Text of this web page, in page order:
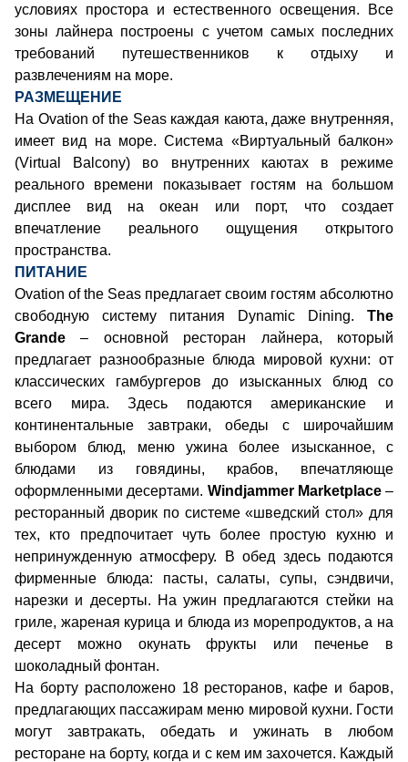
условиях простора и естественного освещения. Все
зоны лайнера построены с учетом самых последних
требований путешественников к отдыху и
развлечениям на море.
РАЗМЕЩЕНИЕ
На Ovation of the Seas каждая каюта, даже внутренняя,
имеет вид на море. Система «Виртуальный балкон»
(Virtual Balcony) во внутренних каютах в режиме
реального времени показывает гостям на большом
дисплее вид на океан или порт, что создает
впечатление реального ощущения открытого
пространства.
ПИТАНИЕ
Ovation of the Seas предлагает своим гостям абсолютно
свободную систему питания Dynamic Dining. The
Grande – основной ресторан лайнера, который
предлагает разнообразные блюда мировой кухни: от
классических гамбургеров до изысканных блюд со
всего мира. Здесь подаются американские и
континентальные завтраки, обеды с широчайшим
выбором блюд, меню ужина более изысканное, с
блюдами из говядины, крабов, впечатляюще
оформленными десертами. Windjammer Marketplace–
ресторанный дворик по системе «шведский стол» для
тех, кто предпочитает чуть более простую кухню и
непринужденную атмосферу. В обед здесь подаются
фирменные блюда: пасты, салаты, супы, сэндвичи,
нарезки и десерты. На ужин предлагаются стейки на
гриле, жареная курица и блюда из морепродуктов, а на
десерт можно окунать фрукты или печенье в
шоколадный фонтан.
На борту расположено 18 ресторанов, кафе и баров,
предлагающих пассажирам меню мировой кухни. Гости
могут завтракать, обедать и ужинать в любом
ресторане на борту, когда и с кем им захочется. Каждый